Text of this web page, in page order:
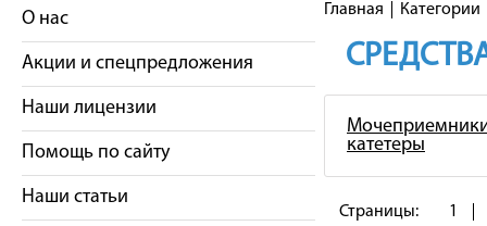
О нас
Акции и спецпредложения
Наши лицензии
Помощь по сайту
Наши статьи
Главная Категории
катетеры
Страницы: 1